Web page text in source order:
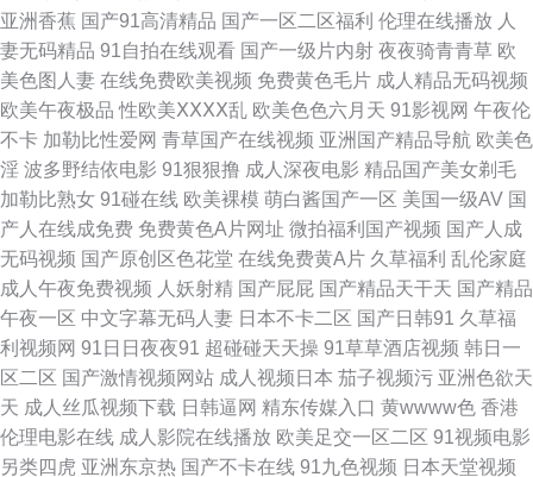
线观看 亚洲黄色官网 91午夜精品福利 九色91熟女 午夜福利在线你懂 91无
码中出 韩国色淫网 色图肏肏肏 91高清系列 成人电院网 青娱乐青青草日韩
91在线网 91网在线观看草草视频 91官网一匹二区 wwwAv黑丝 豆花社区久
久 香蕉视频黄色 日韩av一级 97亚洲免费电影 在线激情91 A片成人午夜剧场
日韩一级网站 国产草一区二区三区 91狼人天堂在线播放 91社区免费入口 91
福利啪 日本清高福利91 狼人人av在线 91大神com 91操白丝 91内射喷水 91
九色系列 91A成人色网 av在线掏空 国产自91 国产亚洲天堂成人 成人网免费
视频 av久热 99福利在线观看 91视频在线观 91高潮叫床 91看片淫黄大片AA
亚洲香蕉 国产91高清精品 国产一区二区福利 伦理在线播放 人
妻无码精品 91自拍在线观看 国产一级片内射 夜夜骑青青草 欧
美色图人妻 在线免费欧美视频 免费黄色毛片 成人精品无码视频
欧美午夜极品 性欧美ⅩⅩⅩⅩ乱 欧美色色六月天 91影视网 午夜伦
不卡 加勒比性爱网 青草国产在线视频 亚洲国产精品导航 欧美色
淫 波多野结依电影 91狠狠撸 成人深夜电影 精品国产美女剃毛
加勒比熟女 91碰在线 欧美裸模 萌白酱国产一区 美国一级AV 国
产人在线成免费 免费黄色A片网址 微拍福利国产视频 国产人成
无码视频 国产原创区色花堂 在线免费黄A片 久草福利 乱伦家庭
成人午夜免费视频 人妖射精 国产屁屁 国产精品天干天 国产精品
午夜一区 中文字幕无码人妻 日本不卡二区 国产日韩91 久草福
利视频网 91日日夜夜91 超碰碰天天操 91草草酒店视频 韩日一
区二区 国产激情视频网站 成人视频日本 茄子视频污 亚洲色欲天
天 成人丝瓜视频下载 日韩逼网 精东传媒入口 黄wwww色 香港
伦理电影在线 成人影院在线播放 欧美足交一区二区 91视频电影
另类四虎 亚洲东京热 国产不卡在线 91九色视频 日本天堂视频